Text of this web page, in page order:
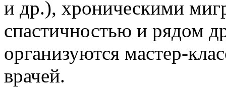
и др.), хроническими
спастичностью и рядом
организуются мастер-
врачей.